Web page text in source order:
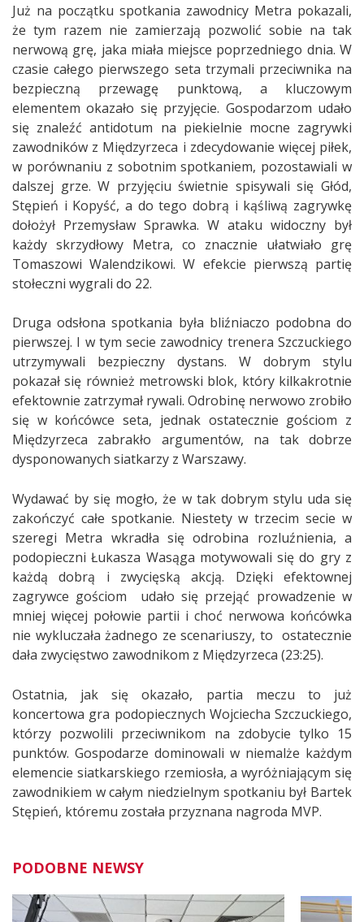
Już na początku spotkania zawodnicy Metra pokazali,
że tym razem nie zamierzają pozwolić sobie na tak
nerwową grę, jaka miała miejsce poprzedniego dnia. W
czasie całego pierwszego seta trzymali przeciwnika na
bezpieczną przewagę punktową, a kluczowym
elementem okazało się przyjęcie. Gospodarzom udało
się znaleźć antidotum na piekielnie mocne zagrywki
zawodników z Międzyrzeca i zdecydowanie więcej piłek,
w porównaniu z sobotnim spotkaniem, pozostawiali w
dalszej grze. W przyjęciu świetnie spisywali się Głód,
Stępień i Kopyść, a do tego dobrą i kąśliwą zagrywkę
dołożył Przemysław Sprawka. W ataku widoczny był
każdy skrzydłowy Metra, co znacznie ułatwiało grę
Tomaszowi Walendzikowi. W efekcie pierwszą partię
stołeczni wygrali do 22.
Druga odsłona spotkania była bliźniaczo podobna do
pierwszej. I w tym secie zawodnicy trenera Szczuckiego
utrzymywali bezpieczny dystans. W dobrym stylu
pokazał się również metrowski blok, który kilkakrotnie
efektownie zatrzymał rywali. Odrobinę nerwowo zrobiło
się w końcówce seta, jednak ostatecznie gościom z
Międzyrzeca zabrakło argumentów, na tak dobrze
dysponowanych siatkarzy z Warszawy.
Wydawać by się mogło, że w tak dobrym stylu uda się
zakończyć całe spotkanie. Niestety w trzecim secie w
szeregi Metra wkradła się odrobina rozluźnienia, a
podopieczni Łukasza Wasąga motywowali się do gry z
każdą dobrą i zwycięską akcją. Dzięki efektownej
zagrywce gościom udało się przejąć prowadzenie w
mniej więcej połowie partii i choć nerwowa końcówka
nie wykluczała żadnego ze scenariuszy, to ostatecznie
dała zwycięstwo zawodnikom z Międzyrzeca (23:25).
Ostatnia, jak się okazało, partia meczu to już
koncertowa gra podopiecznych Wojciecha Szczuckiego,
którzy pozwolili przeciwnikom na zdobycie tylko 15
punktów. Gospodarze dominowali w niemalże każdym
elemencie siatkarskiego rzemiosła, a wyróżniającym się
zawodnikiem w całym niedzielnym spotkaniu był Bartek
Stępień, któremu została przyznana nagroda MVP.
PODOBNE NEWSY